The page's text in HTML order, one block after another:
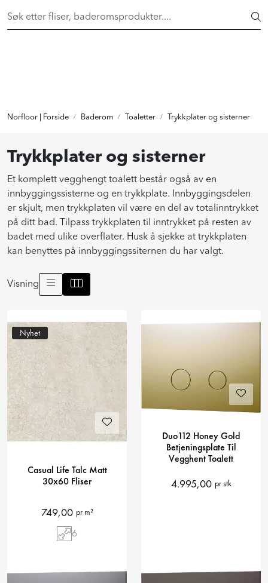
FAST LAVPRIS på en rekke fliser og baderomsprodukter. Shop
Norfloor | Forside Baderom Toaletter Trykkplater og sisterner
Visning
Nyhet
Casual Life Talc Matt
30x60 Fliser
749,00 pr m²
6
Duo112 Honey Gold
Betjeningsplate Til
Vegghent Toalett
4.995,00 pr stk
Et komplett vegghengt toalett består også av en
innbyggingssisterne og en trykkplate. Innbyggingsdelen
er skjult, men trykkplaten vil være en del av totalinntrykket
på ditt bad. Tilpass trykkplaten til inntrykket på resten av
badet med ulike overflater. Husk å sjekke at trykkplaten
kan benyttes på innbyggingssiternen du har valgt.
Trykkplater og sisterner
INTERIØR
INSPIRASJON
Lenker
Butikker
Proff
Prosjekt
Favoritter (
Min side
Logg inn